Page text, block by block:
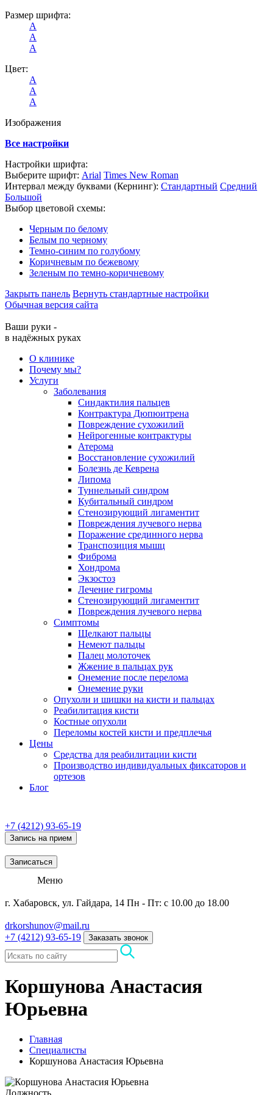
Размер шрифта:
А
А
А
Цвет:
А
А
А
Изображения
Все настройки
Настройки шрифта:
Выберите шрифт: Arial Times New Roman
Интервал между буквами (Кернинг): Стандартный Средний
Большой
Выбор цветовой схемы:
Черным по белому
Белым по черному
Темно-синим по голубому
Коричневым по бежевому
Зеленым по темно-коричневому
Закрыть панель Вернуть стандартные настройки
Обычная версия сайта
Ваши руки -
в надёжных руках
О клинике
Почему мы?
Услуги
Заболевания
Синдактилия пальцев
Контрактура Дюпюитрена
Повреждение сухожилий
Нейрогенные контрактуры
Атерома
Восстановление сухожилий
Болезнь де Кеврена
Липома
Туннельный синдром
Кубитальный синдром
Стенозирующий лигаментит
Повреждения лучевого нерва
Поражение срединного нерва
Транспозиция мышц
Фиброма
Хондрома
Экзостоз
Лечение гигромы
Стенозирующий лигаментит
Повреждения лучевого нерва
Симптомы
Щелкают пальцы
Немеют пальцы
Палец молоточек
Жжение в пальцах рук
Онемение после перелома
Онемение руки
Опухоли и шишки на кисти и пальцах
Реабилитация кисти
Костные опухоли
Переломы костей кисти и предплечья
Цены
Средства для реабилитации кисти
Производство индивидуальных фиксаторов и
ортезов
Блог
+7 (4212) 93-65-19
Запись на прием
Записаться
Меню
г. Хабаровск, ул. Гайдара, 14 Пн - Пт: с 10.00 до 18.00
drkorshunov@mail.ru
+7 (4212) 93-65-19
Заказать звонок
Коршунова Анастасия
Юрьевна
Главная
Специалисты
Коршунова Анастасия Юрьевна
Должность